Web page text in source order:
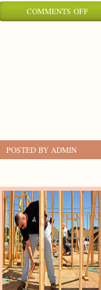
COMMENTS OFFON
POSTED BY ADMIN